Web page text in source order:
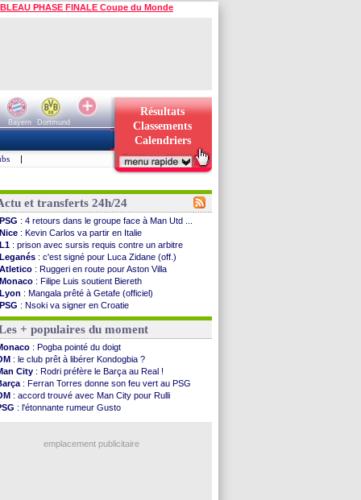
PHASE FINALE Coupe du Monde
Bayern
Dortmund
Résultats
Classements
Calendriers
|
et transferts 24h/24
PSG : 4 retours dans le groupe face à Man Utd ...
Nice : Kevin Carlos va partir en Italie
L1 : prison avec sursis requis contre un arbitre
Leganés : c'est signé pour Luca Zidane (off.)
Atletico : Ruggeri en route pour Aston Villa
Monaco : Filipe Luis soutient Biereth
Lyon : Mangala prêté à Getafe (officiel)
PSG : Nsoki va signer en Croatie
Arsenal: Naples vise Gabriel Jesus
Real : Mastantuono prêté à la Fiorentina (off.)
Man City: accord avec le Barça pour Rodri ?
Rennes : Haise a prolongé (officiel)
Palace: Tomiyasu a convaincu (officiel)
OM : B. Genesio - "ce n'est pas idéal"
TFC: Sion Oppong signe pour 4 ans (officiel)
PSG: Liverpool va proposer 115 M€ pour ...
Norvège: la démission d'Infantino réclamée
: Luca Zidane va changer de club
+ populaires du moment
: Pogba pointé du doigt
: le club prêt à libérer Kondogbia ?
City : Rodri préfère le Barça au Real !
: Ferran Torres donne son feu vert au PSG
: accord trouvé avec Man City pour Rulli
: l'étonnante rumeur Gusto
emplacement publicitaire